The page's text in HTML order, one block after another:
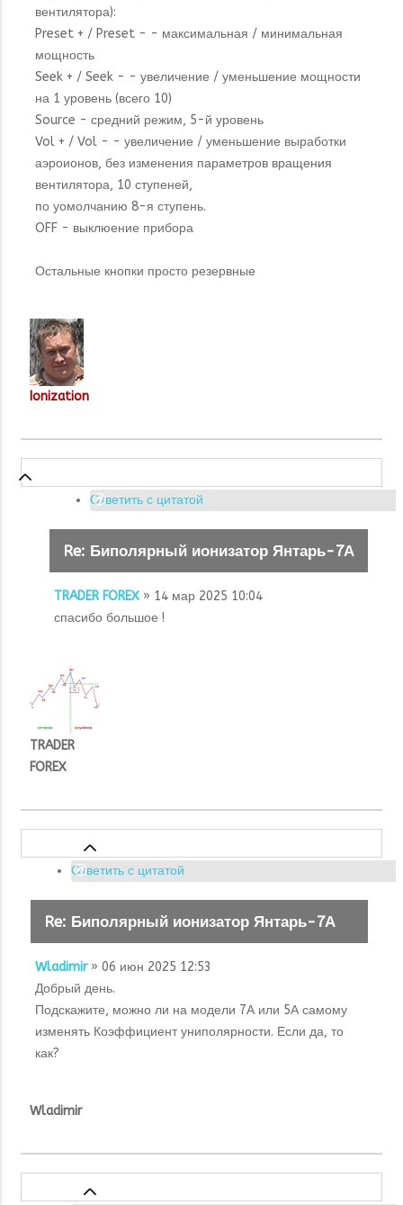
вентилятора):
Preset + / Preset - - максимальная / минимальная
мощность
Seek + / Seek - - увеличение / уменьшение мощности
на 1 уровень (всего 10)
Source - средний режим, 5-й уровень
Vol + / Vol - - увеличение / уменьшение выработки
аэроионов, без изменения параметров вращения
вентилятора, 10 ступеней,
по уомолчанию 8-я ступень.
OFF - выклюение прибора
Остальные кнопки просто резервные
Ionization
Ответить с цитатой
Re: Биполярный ионизатор Янтарь-7А
TRADER FOREX » 14 мар 2025 10:04
спасибо большое !
TRADER
FOREX
Ответить с цитатой
Re: Биполярный ионизатор Янтарь-7А
Wladimir» 06 июн 2025 12:53
Добрый день.
Подскажите, можно ли на модели 7А или 5А самому
изменять Коэффициент униполярности. Если да, то
как?
Wladimir